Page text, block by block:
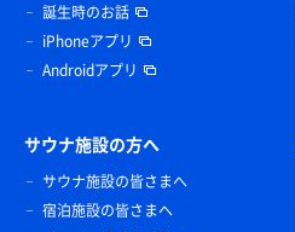
誕生時のお話
iPhoneアプリ
Androidアプリ
サウナ施設の方へ
サウナ施設の皆さまへ
宿泊施設の皆さまへ